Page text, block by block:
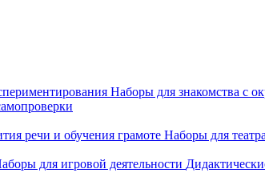
Наборы для знакомства с
речи и обучения грамоте Наборы для
для игровой деятельности